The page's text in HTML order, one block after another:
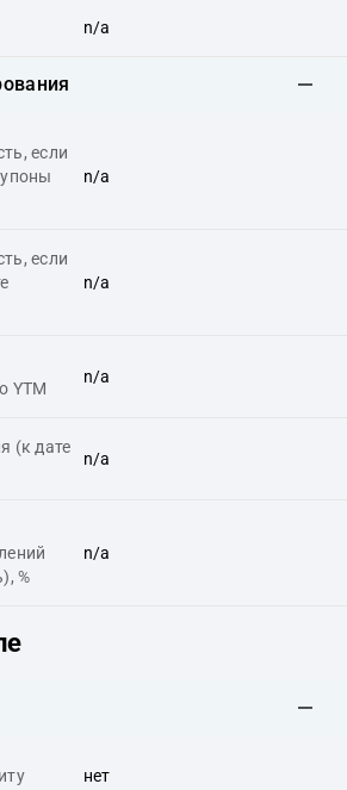
n/a
если
n/a
если
n/a
YTM
n/a
(к дате
n/a
%
n/a
нет